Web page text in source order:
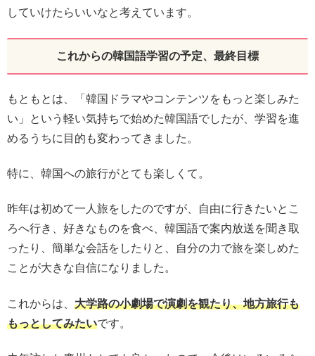
していけたらいいなと考えています。
これからの韓国語学習の予定、最終目標
もともとは、「韓国ドラマやコンテンツをもっと楽しみた
い」という軽い気持ちで始めた韓国語でしたが、学習を進
めるうちに目的も変わってきました。
特に、韓国への旅行がとても楽しくて。
昨年は初めて一人旅をしたのですが、自由に行きたいとこ
ろへ行き、好きなものを食べ、韓国語で案内放送を聞き取
ったり、簡単な会話をしたりと、自分の力で旅を楽しめた
ことが大きな自信になりました。
これからは、 大学路の小劇場で演劇を観たり、地方旅行も
もっとしてみたいです。